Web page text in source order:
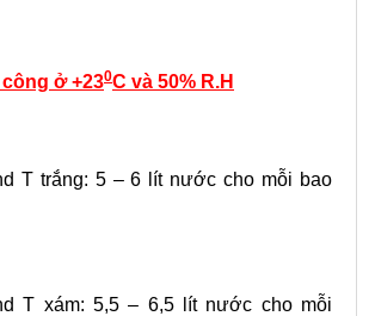
ở +230C và 50% R.H
T trắng: 5 – 6 lít nước cho mỗi bao
T xám: 5,5 – 6,5 lít nước cho mỗi